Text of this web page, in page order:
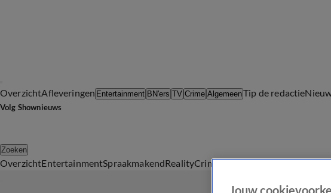
OverzichtAfleveringen Entertainment BN'ers TV Crime AlgemeenTip de redactie
Volg Shownieuws
Zoeken
OverzichtEntertainmentSpraakmakendRealityCrimeVideo'sAfleveringen
Jouw